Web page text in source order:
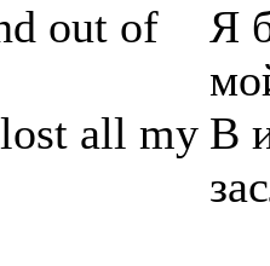
out of
all my
Я
В